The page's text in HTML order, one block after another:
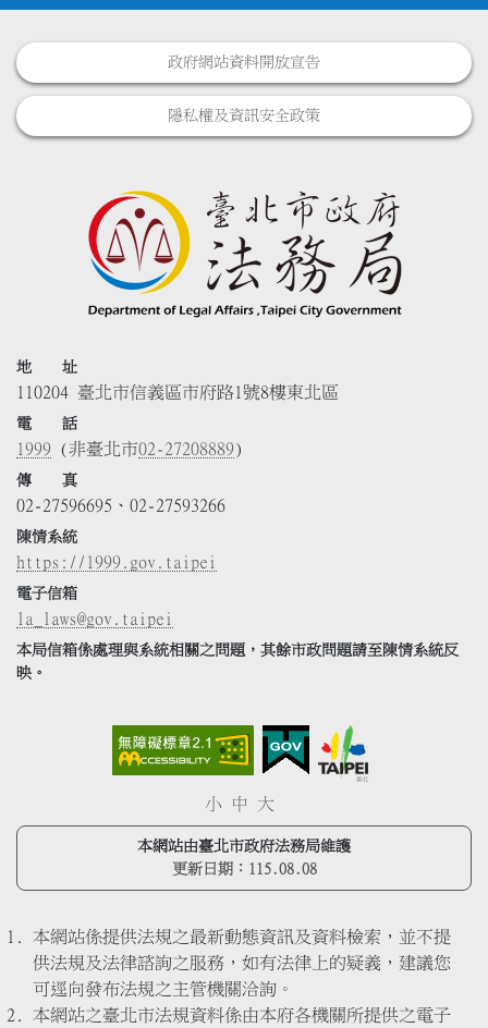
政府網站資料開放宣告
隱私權及資訊安全政策
地 址
110204 臺北市信義區市府路1號8樓東北區
電 話
1999 (非臺北市02-27208889)
傳 真
02-27596695、02-27593266
陳情系統
https://1999.gov.taipei
電子信箱
la_laws@gov.taipei
本局信箱係處理與系統相關之問題，其餘市政問題請至陳情系統反
映。
小 中 大
本網站由臺北市政府法務局維護
更新日期： 115.08.08
本網站係提供法規之最新動態資訊及資料檢索，並不提
供法規及法律諮詢之服務，如有法律上的疑義，建議您
可逕向發布法規之主管機關洽詢。
本網站之臺北市法規資料係由本府各機關所提供之電子